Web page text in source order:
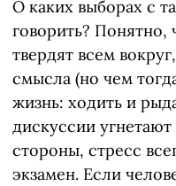
О каких выборах с
говорить?
твердят всем
смысла (но чем
жизнь: ходить и
дискуссии
стороны, стресс
экзамен. Если